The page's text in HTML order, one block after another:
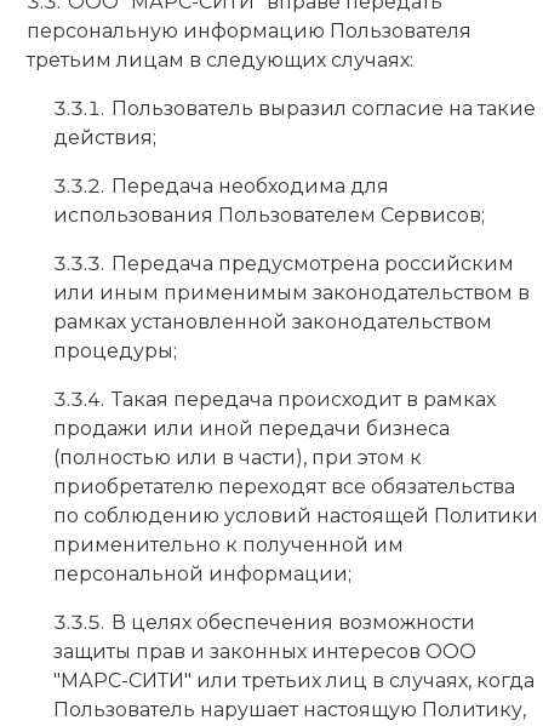
персональную информацию Пользователя
третьим лицам в следующих случаях:
Пользователь выразил согласие на такие
действия;
Передача необходима для
использования Пользователем Сервисов;
Передача предусмотрена российским
или иным применимым законодательством в
рамках установленной законодательством
процедуры;
Такая передача происходит в рамках
продажи или иной передачи бизнеса
(полностью или в части), при этом к
приобретателю переходят все обязательства
по соблюдению условий настоящей Политики
применительно к полученной им
персональной информации;
В целях обеспечения возможности
защиты прав и законных интересов ООО
"МАРС-СИТИ" или третьих лиц в случаях, когда
Пользователь нарушает настоящую Политику,